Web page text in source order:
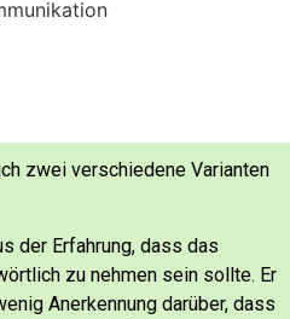
zwei verschiedene Varianten
der Erfahrung, dass das
zu nehmen sein sollte. Er
Anerkennung darüber, dass